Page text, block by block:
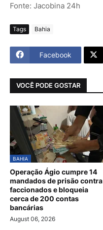
Fonte: Jacobina 24h
Tags Bahia
Facebook
VOCÊ PODE GOSTAR
BAHIA
Operação Ágio cumpre 14
mandados de prisão contra
faccionados e bloqueia
cerca de 200 contas
bancárias
August 06, 2026